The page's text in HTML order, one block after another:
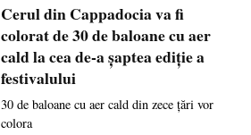
Cerul din Cappadocia va fi
colorat de 30 de baloane cu aer
cald la cea de-a șaptea ediție a
festivalului
30 de baloane cu aer cald din zece țări vor
colora